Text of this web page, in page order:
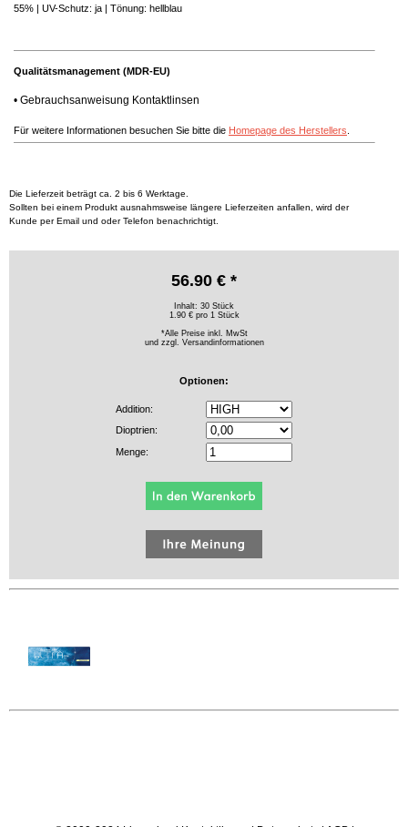
55% | UV-Schutz: ja | Tönung: hellblau
Qualitätsmanagement (MDR-EU)
• Gebrauchsanweisung Kontaktlinsen
Für weitere Informationen besuchen Sie bitte die Homepage des Herstellers
Die Lieferzeit beträgt ca. 2 bis 6 Werktage.
Sollten bei einem Produkt ausnahmsweise längere Lieferzeiten anfallen, wird der
Kunde per Email und oder Telefon benachrichtigt.
56.90 € *
Inhalt: 30 Stück
1.90 € pro 1 Stück
*Alle Preise inkl. MwSt
und zzgl. Versandinformationen
Optionen:
Addition:
Dioptrien:
Menge: